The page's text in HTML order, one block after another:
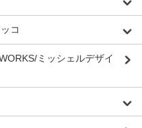
コ
ミッシェルデザイ